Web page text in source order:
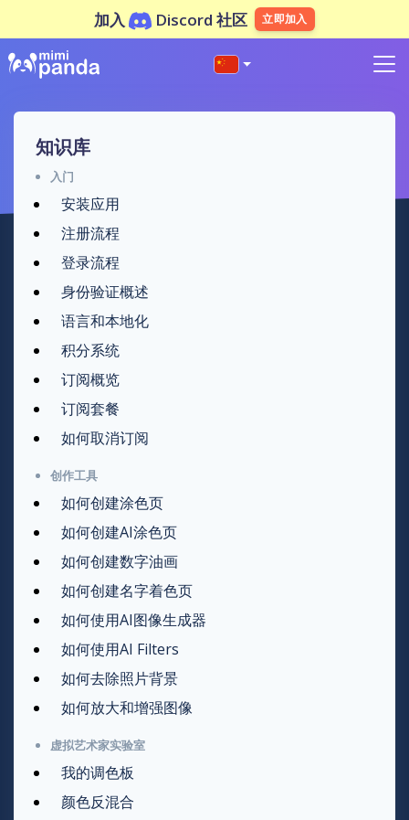
加入 Discord 社区 立即加入
知识库
入门
安装应用
注册流程
登录流程
身份验证概述
语言和本地化
积分系统
订阅概览
订阅套餐
如何取消订阅
创作工具
如何创建涂色页
如何创建AI涂色页
如何创建数字油画
如何创建名字着色页
如何使用AI图像生成器
如何使用AI Filters
如何去除照片背景
如何放大和增强图像
虚拟艺术家实验室
我的调色板
颜色反混合